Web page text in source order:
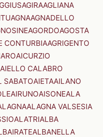
AGIRAAGLIANA
AGNAAGNADELLO
AGORDOAGOSTA
CONTURBIAAGRIGENTO
AICURZIO
AIELLO CALABRO
SABATOAIETAAILANO
AIRUNOAISONEALA
ALAGNA VALSESIA
ALATRIALBA
ALBANELLA